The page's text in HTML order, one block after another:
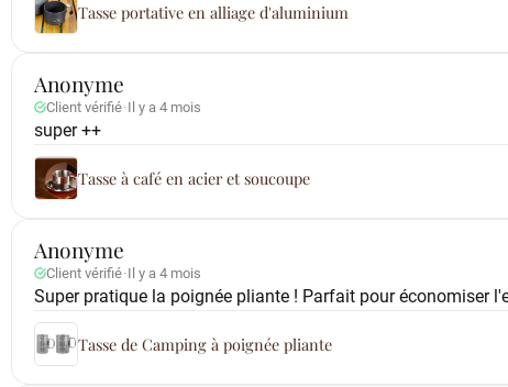
Tasse portative en alliage d'aluminium
Anonyme
Client vérifié· Il y a 4 mois
super ++
Tasse à café en acier et soucoupe
Anonyme
Client vérifié· Il y a 4 mois
Super pratique la poignée pliante ! Parfait pour économiser
Tasse de Camping à poignée pliante